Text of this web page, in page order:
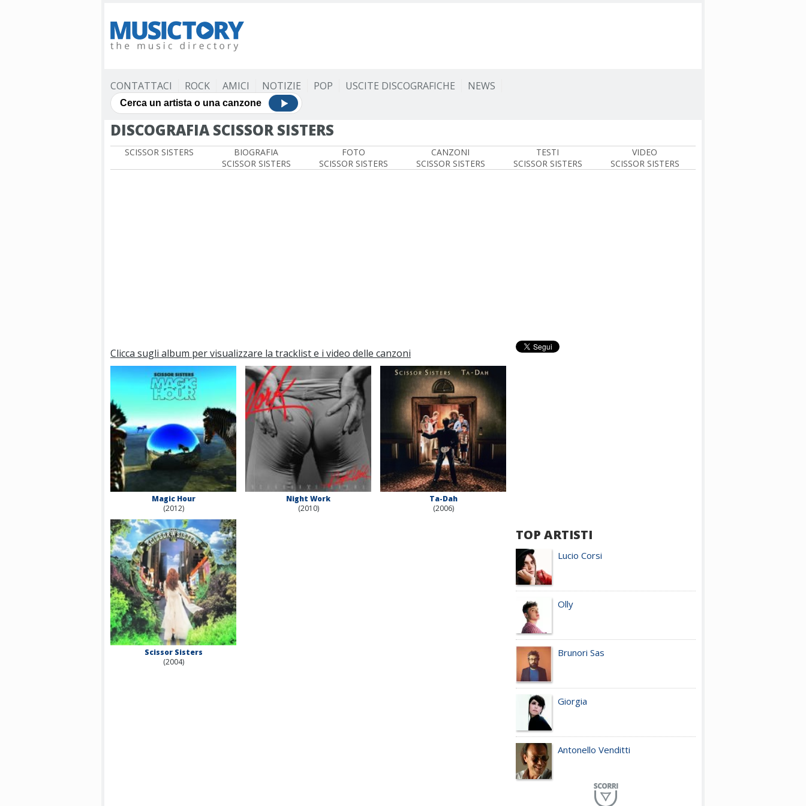
CONTATTACI ROCK AMICI NOTIZIE POP USCITE DISCOGRAFICHE NEWS
DISCOGRAFIA SCISSOR SISTERS
SCISSOR SISTERS
BIOGRAFIA
SCISSOR SISTERS
FOTO
SCISSOR SISTERS
CANZONI
SCISSOR SISTERS
TESTI
SCISSOR SISTERS
VIDEO
SCISSOR SISTERS
Clicca sugli album per visualizzare la tracklist e i video delle canzoni
Magic Hour
(2012)
Night Work
(2010)
Ta-Dah
(2006)
Scissor Sisters
(2004)
TOP ARTISTI
Lucio Corsi
Olly
Brunori Sas
Giorgia
Antonello Venditti
Planet Funk